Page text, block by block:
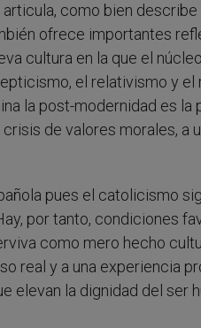
como bien
ofrece importantes
cultura en la que el
el relativismo y
la post-modernidad es la
de valores morales, a
pues el catolicismo
por tanto, condiciones
como mero hecho
real y a una experiencia
elevan la dignidad del ser